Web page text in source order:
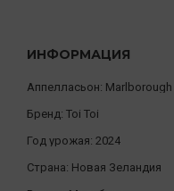
ИНФОРМАЦИЯ
Аппелласьон: Marlborough
Бренд: Toi Toi
Год урожая: 2024
Страна: Новая Зеландия